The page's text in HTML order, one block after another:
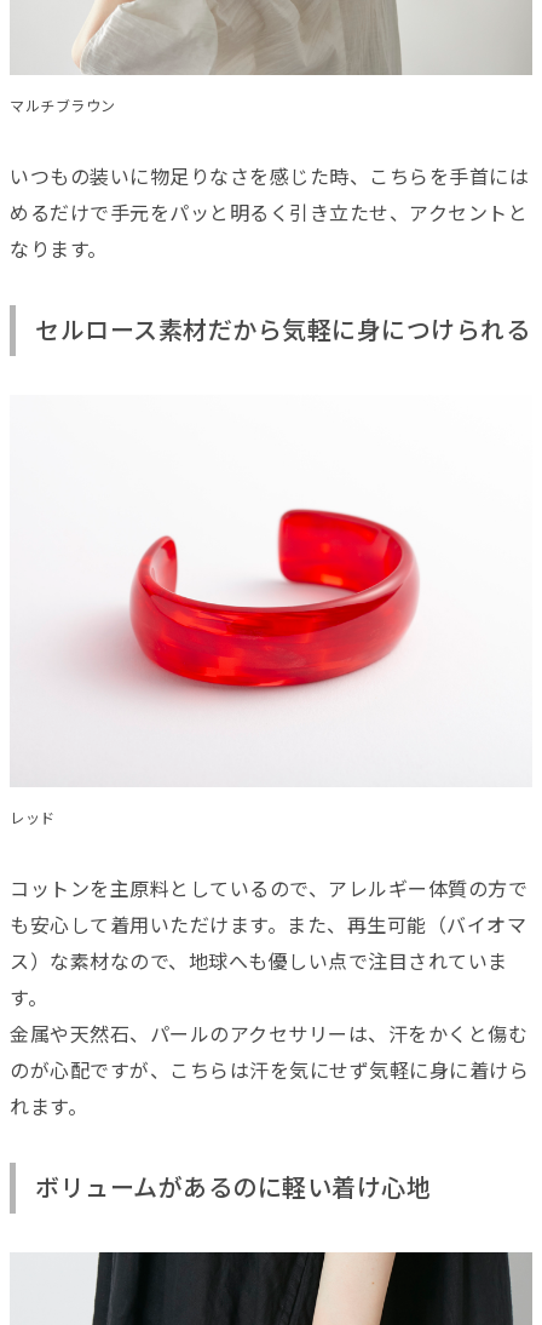
マルチブラウン
いつもの装いに物足りなさを感じた時、こちらを手首には
めるだけで手元をパッと明るく引き立たせ、アクセントと
なります。
セルロース素材だから気軽に身につけられる
レッド
コットンを主原料としているので、アレルギー体質の方で
も安心して着用いただけます。また、再生可能（バイオマ
ス）な素材なので、地球へも優しい点で注目されていま
す。
金属や天然石、パールのアクセサリーは、汗をかくと傷む
のが心配ですが、こちらは汗を気にせず気軽に身に着けら
れます。
ボリュームがあるのに軽い着け心地